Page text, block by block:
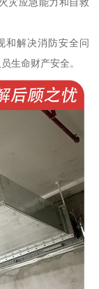
灾应急能力和自救
和解决消防安全问
生命财产安全。